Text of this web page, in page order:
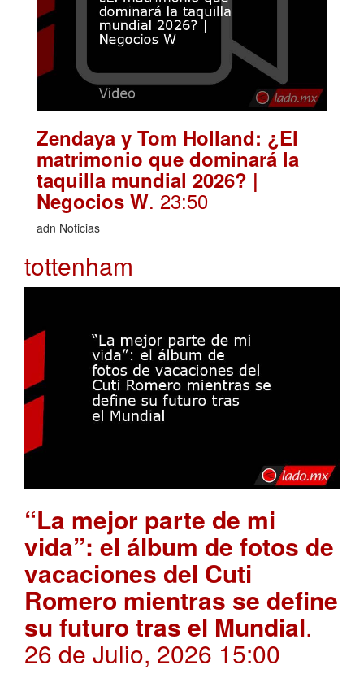
Zendaya y Tom Holland: ¿El
matrimonio que dominará la
taquilla mundial 2026? |
Negocios W. 23:50
adn Noticias
tottenham
“La mejor parte de mi
vida”: el álbum de fotos de
vacaciones del Cuti
Romero mientras se define
su futuro tras el Mundial.
26 de Julio, 2026 15:00